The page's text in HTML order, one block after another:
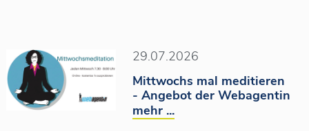
Akademie
VERANSTALTUNGSFORMAT
29.07.2026
Mittwochs mal meditieren
- Angebot der Webagentin
mehr ...